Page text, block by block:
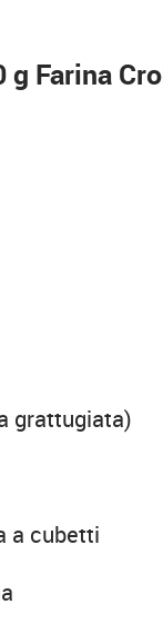
g Farina
grattugiata)
a cubetti